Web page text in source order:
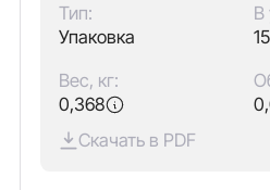
Тип:
Упаковка
В
Вес, кг:
0,368
Скачать в PDF